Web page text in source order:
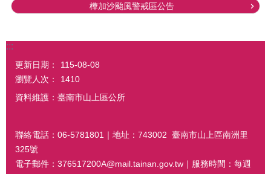
樺加沙颱風警戒區公告
:::
更新日期：
115-08-08
瀏覽人次：
1410
資料維護：臺南市山上區公所
聯絡電話：06-5781801｜地址：743002 臺南市山上區南洲里
325號
電子郵件：376517200A@mail.tainan.gov.tw｜服務時間：每週